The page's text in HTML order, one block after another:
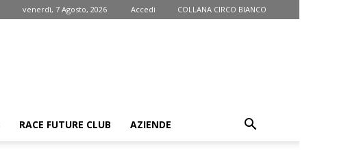
venerdì, 7 Agosto, 2026 Accedi COLLANA CIRCO BIANCO
RACE FUTURE CLUB AZIENDE